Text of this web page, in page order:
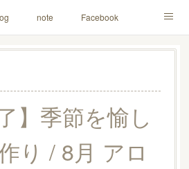
note Facebook
Schedule Contact
】季節を愉し
り / 8月 アロ